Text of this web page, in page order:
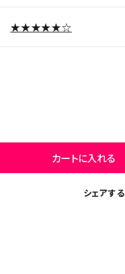
★★★★★☆
カートに入れる
シェアする